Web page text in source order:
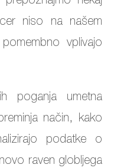
niso na našem
vplivajo
poganja umetna
način, kako
podatke o
raven globljega